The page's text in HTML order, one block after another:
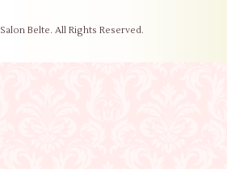
Belte. All Rights Reserved.